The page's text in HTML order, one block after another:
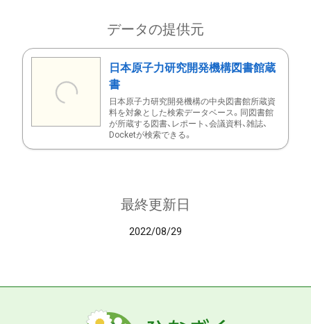
データの提供元
日本原子力研究開発機構図書館蔵
書
日本原子力研究開発機構の中央図書館所蔵資
料を対象とした検索データベース。同図書館
が所蔵する図書、レポート、会議資料、雑誌、
Docketが検索できる。
最終更新日
2022/08/29